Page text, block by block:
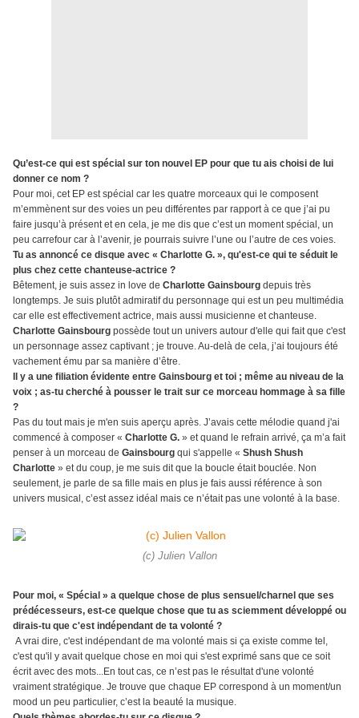
Qu’est-ce qui est spécial sur ton nouvel EP pour que tu ais choisi de lui
donner ce nom ?
Pour moi, cet EP est spécial car les quatre morceaux qui le composent
m’emmènent sur des voies un peu différentes par rapport à ce que j’ai pu
faire jusqu’à présent et en cela, je me dis que c’est un moment spécial, un
peu carrefour car à l’avenir, je pourrais suivre l’une ou l’autre de ces voies.
Tu as annoncé ce disque avec « Charlotte G. », qu'est-ce qui te séduit le
plus chez cette chanteuse-actrice ?
Bêtement, je suis assez in love de Charlotte Gainsbourg depuis très
longtemps. Je suis plutôt admiratif du personnage qui est un peu multimédia
car elle est effectivement actrice, mais aussi musicienne et chanteuse.
Charlotte Gainsbourg possède tout un univers autour d'elle qui fait que c'est
un personnage assez captivant ; je trouve. Au-delà de cela, j’ai toujours été
vachement ému par sa manière d’être.
Il y a une filiation évidente entre Gainsbourg et toi ; même au niveau de la
voix ; as-tu cherché à pousser le trait sur ce morceau hommage à sa fille
?
Pas du tout mais je m'en suis aperçu après. J’avais cette mélodie quand j'ai
commencé à composer « Charlotte G. » et quand le refrain arrivé, ça m’a fait
penser à un morceau de Gainsbourg qui s'appelle « Shush Shush
Charlotte » et du coup, je me suis dit que la boucle était bouclée. Non
seulement, je parle de sa fille mais en plus je fais aussi référence à son
univers musical, c’est assez idéal mais ce n’était pas une volonté à la base.
(c) Julien Vallon
Pour moi, « Spécial » a quelque chose de plus sensuel/charnel que ses
prédécesseurs, est-ce quelque chose que tu as sciemment développé ou
dirais-tu que c'est indépendant de ta volonté ?
A vrai dire, c'est indépendant de ma volonté mais si ça existe comme tel,
c'est qu'il y avait quelque chose en moi qui s'est exprimé sans que ce soit
écrit avec des mots...En tout cas, ce n’est pas le résultat d'une volonté
vraiment stratégique. Je trouve que chaque EP correspond à un moment/un
mood un peu particulier, c’est la beauté la musique.